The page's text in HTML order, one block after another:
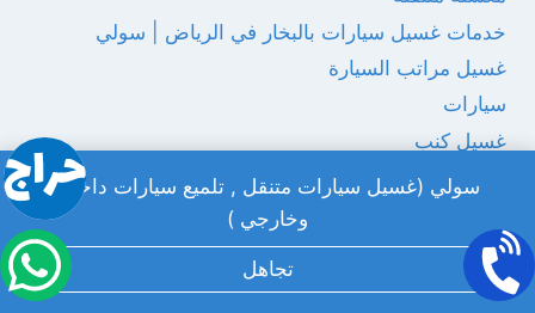
سولي (غسيل سيارات متنقل , تلميع سيارات داخلي
وخارجي )
تجاهل
خدمات غسيل سيارات بالبخار في الرياض | سولي
غسيل مراتب السيارة
سيارات
غسيل كنب
تنظيف مجالس
غسيل خزانات
مكتبة الفيديوهات